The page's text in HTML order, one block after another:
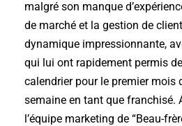
malgré son manque
de marché et la gestion de
dynamique impressionnante,
qui lui ont rapidement permis
calendrier pour le premier mois
semaine en tant que franchisé.
l’équipe marketing de “Beau-